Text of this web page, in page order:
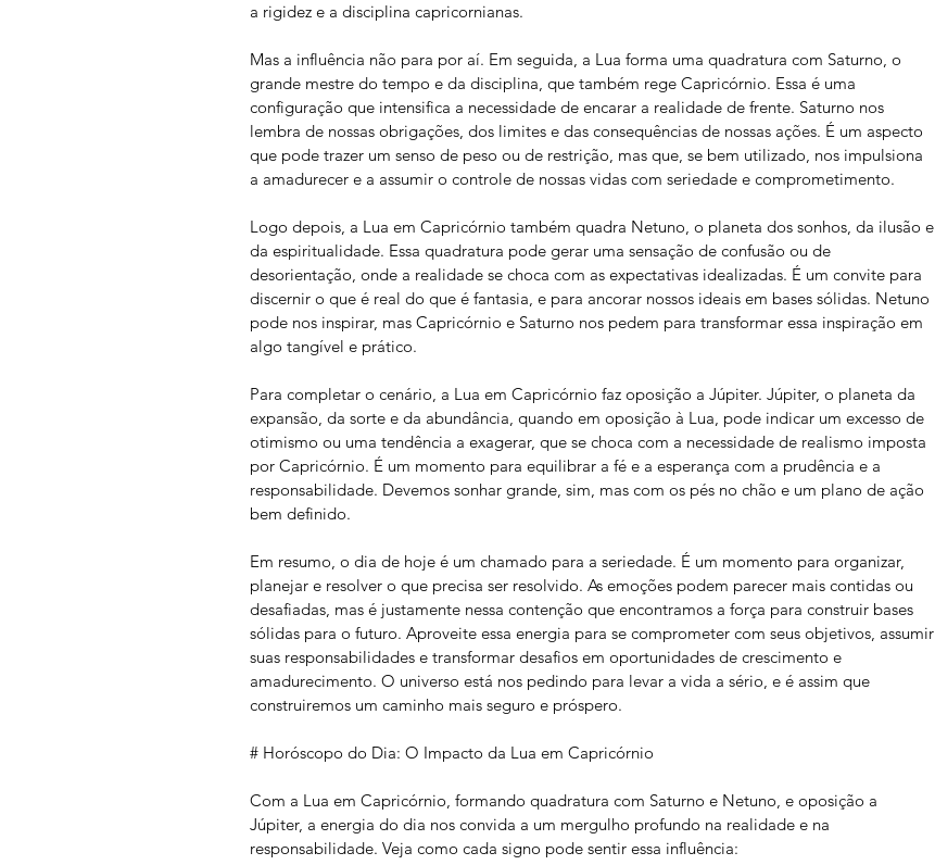
a rigidez e a disciplina capricornianas.
Mas a influência não para por aí. Em seguida, a Lua forma uma quadratura com Saturno, o
grande mestre do tempo e da disciplina, que também rege Capricórnio. Essa é uma
configuração que intensifica a necessidade de encarar a realidade de frente. Saturno nos
lembra de nossas obrigações, dos limites e das consequências de nossas ações. É um aspecto
que pode trazer um senso de peso ou de restrição, mas que, se bem utilizado, nos impulsiona
a amadurecer e a assumir o controle de nossas vidas com seriedade e comprometimento.
Logo depois, a Lua em Capricórnio também quadra Netuno, o planeta dos sonhos, da ilusão e
da espiritualidade. Essa quadratura pode gerar uma sensação de confusão ou de
desorientação, onde a realidade se choca com as expectativas idealizadas. É um convite para
discernir o que é real do que é fantasia, e para ancorar nossos ideais em bases sólidas. Netuno
pode nos inspirar, mas Capricórnio e Saturno nos pedem para transformar essa inspiração em
algo tangível e prático.
Para completar o cenário, a Lua em Capricórnio faz oposição a Júpiter. Júpiter, o planeta da
expansão, da sorte e da abundância, quando em oposição à Lua, pode indicar um excesso de
otimismo ou uma tendência a exagerar, que se choca com a necessidade de realismo imposta
por Capricórnio. É um momento para equilibrar a fé e a esperança com a prudência e a
responsabilidade. Devemos sonhar grande, sim, mas com os pés no chão e um plano de ação
bem definido.
Em resumo, o dia de hoje é um chamado para a seriedade. É um momento para organizar,
planejar e resolver o que precisa ser resolvido. As emoções podem parecer mais contidas ou
desafiadas, mas é justamente nessa contenção que encontramos a força para construir bases
sólidas para o futuro. Aproveite essa energia para se comprometer com seus objetivos, assumir
suas responsabilidades e transformar desafios em oportunidades de crescimento e
amadurecimento. O universo está nos pedindo para levar a vida a sério, e é assim que
construiremos um caminho mais seguro e próspero.
# Horóscopo do Dia: O Impacto da Lua em Capricórnio
Com a Lua em Capricórnio, formando quadratura com Saturno e Netuno, e oposição a
Júpiter, a energia do dia nos convida a um mergulho profundo na realidade e na
responsabilidade. Veja como cada signo pode sentir essa influência: